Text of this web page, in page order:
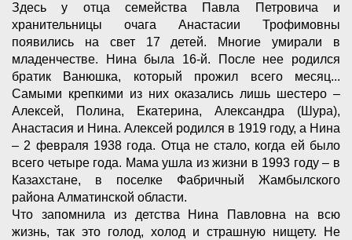
Здесь у отца семейства Павла Петровича и
хранительницы очага Анастасии Трофимовны
появились на свет 17 детей. Многие умирали в
младенчестве. Нина была 16-й. После нее родился
братик Ванюшка, который прожил всего месяц...
Самыми крепкими из них оказались лишь шестеро –
Алексей, Полина, Екатерина, Александра (Шура),
Анастасия и Нина. Алексей родился в 1919 году, а Нина
– 2 февраля 1938 года. Отца не стало, когда ей было
всего четыре года. Мама ушла из жизни в 1993 году – в
Казахстане, в поселке Фабричный Жамбылского
района Алматинской области.
Что запомнила из детства Нина Павловна на всю
жизнь, так это голод, холод и страшную нищету. Не